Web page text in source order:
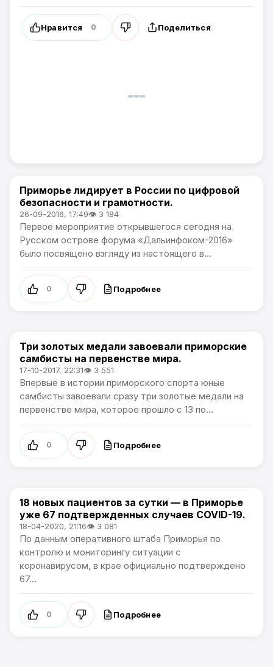
Нравится 0 Поделиться
Новости Приморского края
Приморье лидирует в России по цифровой
безопасности и грамотности.
26-09-2016, 17:49👁 3 184
Первое мероприятие открывшегося сегодня на
Русском острове форума «Дальинфоком-2016»
было посвящено взгляду из настоящего в...
0 Подробнее
Новости Приморского края
Три золотых медали завоевали приморские
самбисты на первенстве мира.
17-10-2017, 22:31👁 3 551
Впервые в истории приморского спорта юные
самбисты завоевали сразу три золотые медали на
первенстве мира, которое прошло с 13 по...
0 Подробнее
Новости Приморского края
18 новых пациентов за сутки — в Приморье
уже 67 подтвержденных случаев COVID-19.
18-04-2020, 21:16👁 3 081
По данным оперативного штаба Приморья по
контролю и мониторингу ситуации с
коронавирусом, в крае официально подтверждено
67...
0 Подробнее